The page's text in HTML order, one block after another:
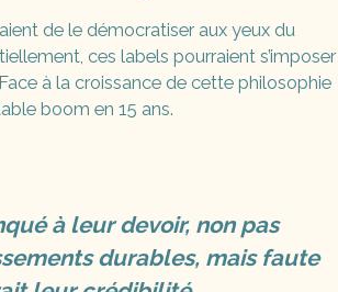
de le démocratiser aux yeux du
ces labels pourraient s’imposer
à la croissance de cette philosophie
boom en 15 ans.
à leur devoir, non pas
durables, mais faute